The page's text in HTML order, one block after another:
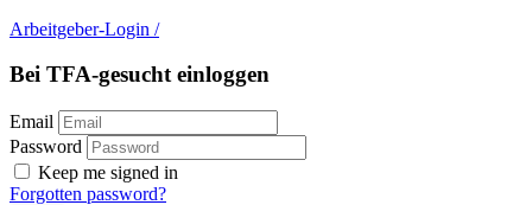
Arbeitgeber-Login /
Bei TFA-gesucht einloggen
Email
Password
Keep me signed in
Forgotten password?